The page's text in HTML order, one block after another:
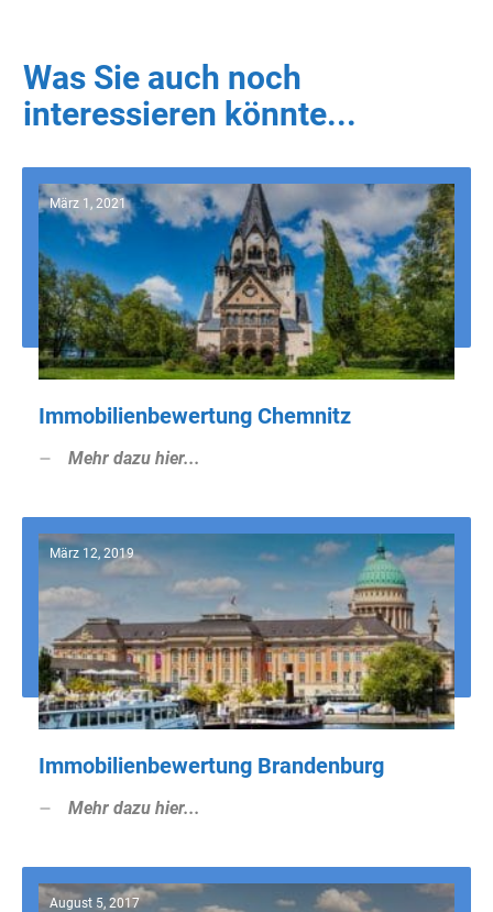
Was Sie auch noch
interessieren könnte...
März 1, 2021
Immobilienbewertung Chemnitz
Mehr dazu hier...
März 12, 2019
Immobilienbewertung Brandenburg
Mehr dazu hier...
August 5, 2017